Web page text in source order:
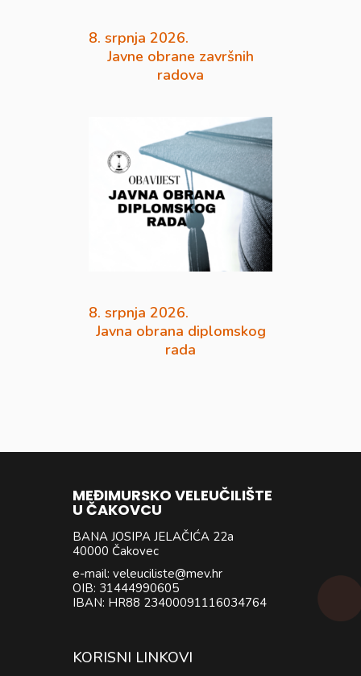
8. srpnja 2026.
Javne obrane završnih
radova
8. srpnja 2026.
Javna obrana diplomskog
rada
MEĐIMURSKO VELEUČILIŠTE
U ČAKOVCU
BANA JOSIPA JELAČIĆA 22a
40000 Čakovec
e-mail: veleuciliste@mev.hr
OIB: 31444990605
IBAN: HR88 23400091116034764
KORISNI LINKOVI